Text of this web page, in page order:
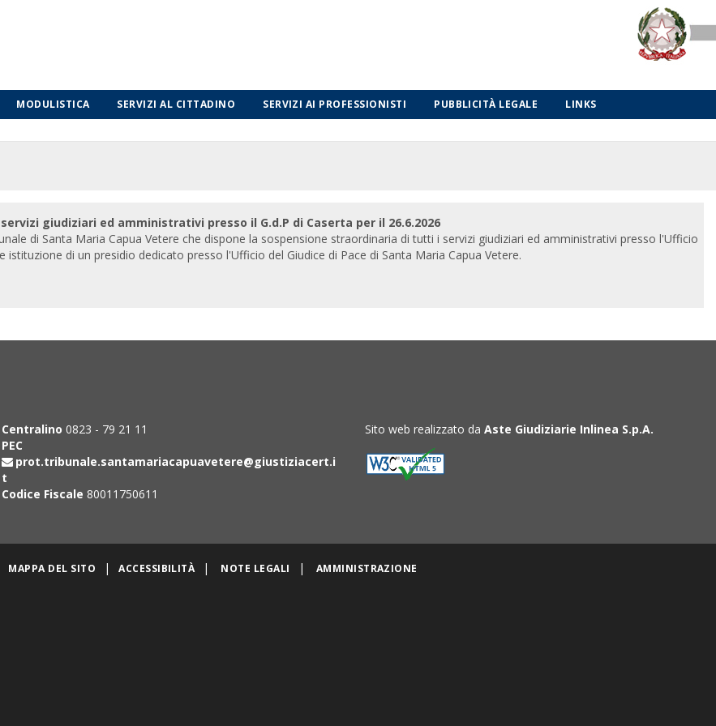
MODULISTICA SERVIZI AL CITTADINO SERVIZI AI PROFESSIONISTI PUBBLICITÀ LEGALE
LINKS
servizi giudiziari ed amministrativi presso il G.d.P di Caserta per il 26.6.2026
di Santa Maria Capua Vetere che dispone la sospensione straordinaria di tutti i servizi giudiziari ed amministrativi presso l'Ufficio
di un presidio dedicato presso l'Ufficio del Giudice di Pace di Santa Maria Capua Vetere.
Centralino 0823 - 79 21 11
PEC
prot.tribunale.santamariacapuavetere@giustiziacert.i
t
Codice Fiscale 80011750611
Sito web realizzato da Aste Giudiziarie Inlinea S.p.A.
MAPPA DEL SITO | ACCESSIBILITÀ | NOTE LEGALI | AMMINISTRAZIONE